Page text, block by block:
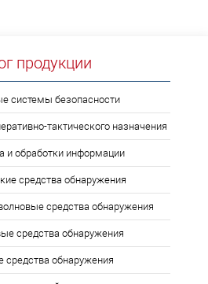
продукции
системы безопасности
тактического назначения
и обработки информации
средства обнаружения
средства обнаружения
средства обнаружения
средства обнаружения